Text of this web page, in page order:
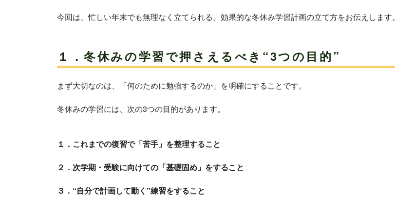
今回は、忙しい年末でも無理なく立てられる、効果的な冬休み学習計画の立て方をお伝えします。
１．冬休みの学習で押さえるべき“3つの目的”
まず大切なのは、「何のために勉強するのか」を明確にすることです。
冬休みの学習には、次の3つの目的があります。
１．これまでの復習で「苦手」を整理すること
２．次学期・受験に向けての「基礎固め」をすること
３．“自分で計画して動く”練習をすること